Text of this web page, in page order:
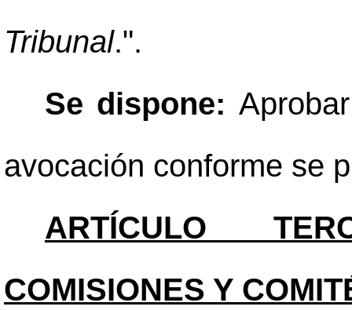
Tribunal.".
Se dispone:
avocación conforme se
ARTÍCULO
COMISIONES Y